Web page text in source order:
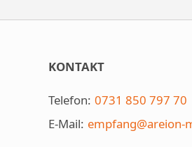
KONTAKT
Telefon: 0731 850 797 70
E-Mail: empfang@areion-